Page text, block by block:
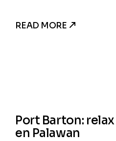
READ MORE
Port Barton:
en Palawan